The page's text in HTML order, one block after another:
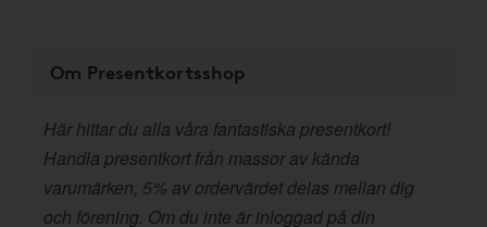
Om Presentkortsshop
Här hittar du alla våra fantastiska presentkort!
Handla presentkort från massor av kända
varumärken, 5% av ordervärdet delas mellan dig
och förening. Om du inte är inloggad på din